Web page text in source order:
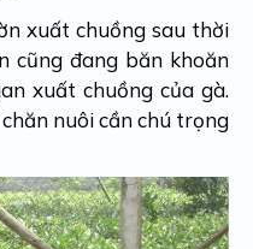
xuất chuồng sau thời
cũng đang băn khoăn
xuất chuồng của gà.
nuôi cần chú trọng